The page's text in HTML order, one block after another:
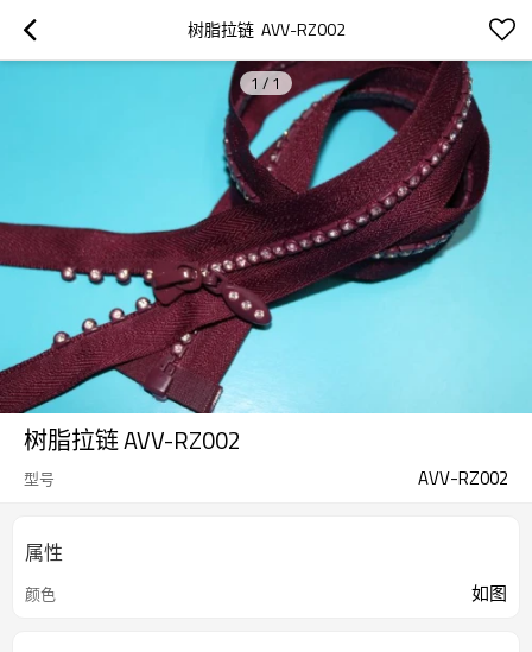
树脂拉链  AVV-RZ002
1 / 1
树脂拉链 AVV-RZ002
型号 AVV-RZ002
属性
颜色 如图